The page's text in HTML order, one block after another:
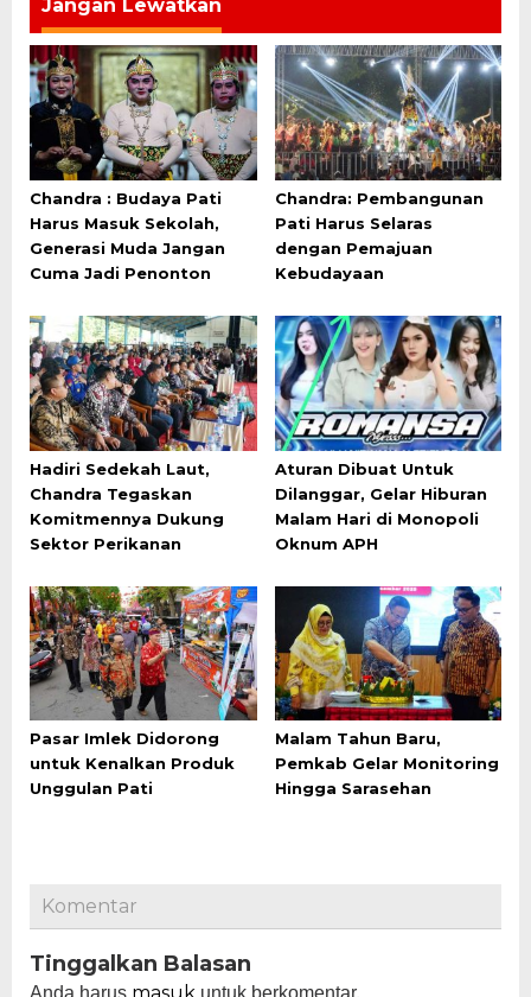
Jangan Lewatkan
Chandra : Budaya Pati
Harus Masuk Sekolah,
Generasi Muda Jangan
Cuma Jadi Penonton
Chandra: Pembangunan
Pati Harus Selaras
dengan Pemajuan
Kebudayaan
Hadiri Sedekah Laut,
Chandra Tegaskan
Komitmennya Dukung
Sektor Perikanan
Aturan Dibuat Untuk
Dilanggar, Gelar Hiburan
Malam Hari di Monopoli
Oknum APH
Pasar Imlek Didorong
untuk Kenalkan Produk
Unggulan Pati
Malam Tahun Baru,
Pemkab Gelar Monitoring
Hingga Sarasehan
Komentar
Tinggalkan Balasan